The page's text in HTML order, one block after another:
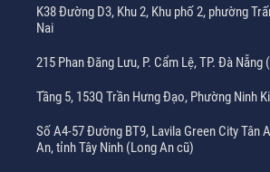
K38 Đường D3, Khu 2, Khu phố 2, phường
Nai
215 Phan Đăng Lưu, P. Cẩm Lệ, TP. Đà Nẵng
Tầng 5, 153Q Trần Hưng Đạo, Phường Ninh
Số A4-57 Đường BT9, Lavila Green City Tân
An, tỉnh Tây Ninh (Long An cũ)